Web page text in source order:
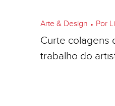
Arte & Design • Por
Curte colagens
trabalho do